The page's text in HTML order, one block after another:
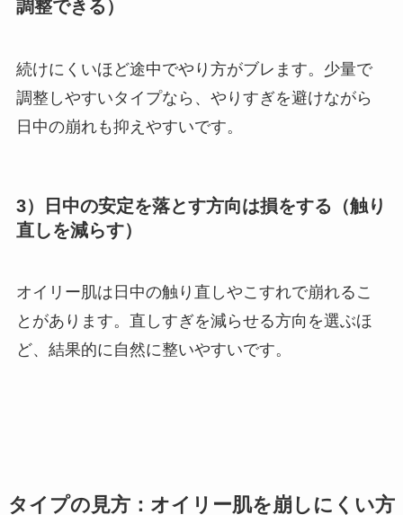
調整できる）
続けにくいほど途中でやり方がブレます。少量で
調整しやすいタイプなら、やりすぎを避けながら
日中の崩れも抑えやすいです。
3）日中の安定を落とす方向は損をする（触り
直しを減らす）
オイリー肌は日中の触り直しやこすれで崩れるこ
とがあります。直しすぎを減らせる方向を選ぶほ
ど、結果的に自然に整いやすいです。
タイプの見方：オイリー肌を崩しにくい方